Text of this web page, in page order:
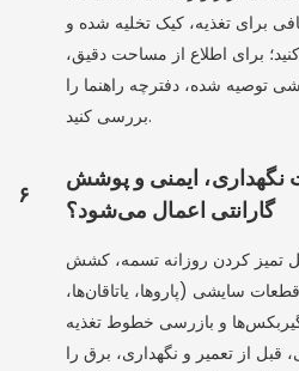
برای تغذیه، کیک تخلیه شده و
برای اطلاع از مساحت دقیق،
توصیه شده، دفترچه راهنما را
بررسی کنید.
۶
نگهداری، ایمنی و پوشش
گارانتی اعمال می‌شود؟
تمیز کردن روزانه تسمه، کشش
سایشی (پاروها، یاتاقان‌ها،
و بازرسی خطوط تغذیه
قبل از تعمیر و نگهداری، برق را